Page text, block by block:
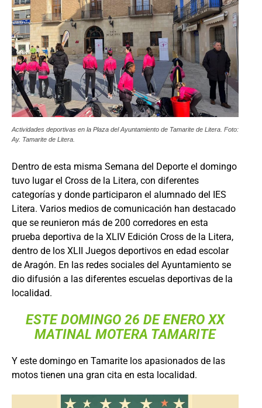
Actividades deportivas en la Plaza del Ayuntamiento de Tamarite de Litera. Foto:
Ay. Tamarite de Litera.
Dentro de esta misma Semana del Deporte el domingo
tuvo lugar el Cross de la Litera, con diferentes
categorías y donde participaron el alumnado del IES
Litera. Varios medios de comunicación han destacado
que se reunieron más de 200 corredores en esta
prueba deportiva de la XLIV Edición Cross de la Litera,
dentro de los XLII Juegos deportivos en edad escolar
de Aragón. En las redes sociales del Ayuntamiento se
dio difusión a las diferentes escuelas deportivas de la
localidad.
ESTE DOMINGO 26 DE ENERO XX
MATINAL MOTERA TAMARITE
Y este domingo en Tamarite los apasionados de las
motos tienen una gran cita en esta localidad.